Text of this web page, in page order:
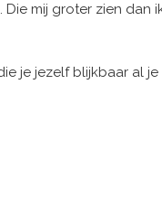
mij groter zien dan
je jezelf blijkbaar al